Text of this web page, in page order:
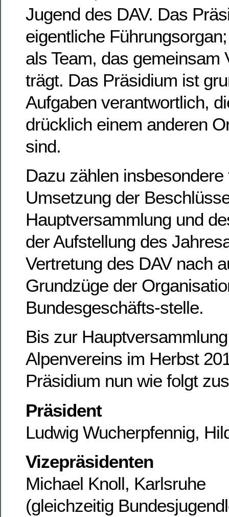
Jugend des DAV. Das
eigentliche
als Team, das gemeinsam
trägt. Das Präsidium ist
Aufgaben verantwortlich,
drücklich einem anderen
sind.
Dazu zählen insbesondere
Umsetzung der
Hauptversammlung und
der Aufstellung des
Vertretung des DAV nach
Grundzüge der
Bundesgeschäfts-stelle.
Bis zur
Alpenvereins im Herbst
Präsidium nun wie folgt
Präsident
Ludwig Wucherpfennig,
Vizepräsidenten
Michael Knoll, Karlsruhe
(gleichzeitig